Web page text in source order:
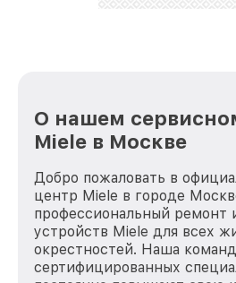
О нашем
Miele в Москве
Добро пожаловать в
центр Miele в городе
профессиональный ремонт
устройств Miele для всех
окрестностей. Наша
сертифицированных